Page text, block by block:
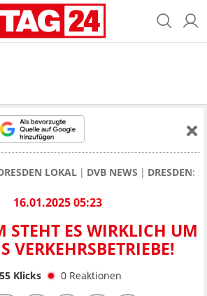
LOKAL DVB NEWS DRESDEN:
16.01.2025 05:23
STEHT ES WIRKLICH UM
VERKEHRSBETRIEBE!
Klicks 0 Reaktionen